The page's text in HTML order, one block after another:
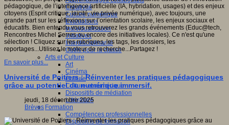
Créativité
Culture numérique
Evaluations
Individualisation
Initiatives
Interdisciplinarité
Outils pour la classe
Arts et Culture
Art
Cinéma
Culture
Culture et numérique
Dispositifs de médiation
Littérature
Formation
Compétences professionnelles
Dispositifs de formation
pédagogique, de l’intelligence artificielle (IA, hybridation, usages) et des enjeux
citoyens (Esprit critique, laïcité, vie privée numérique), avec toujours, une
grande part sur les réflexions sur l’orientation scolaire, les enjeux sociaux et
éducatifs. Bien entendu vous retrouverez les grands événements (Educ@tech,
Rencontres Michel Serres ou encore des initiatives locales). Ce n'est qu'une
sélection ! Cliquez sur les rubriques, les tags, les dossiers, les
reportages...Utilisez le moteur de recherche...Partagez !
En savoir plus...
Université de Poitiers : Réinventer les pratiques pédagogiques
grâce au potentiel du numérique immersif.
jeudi, 18 décembre 2025
Brèves